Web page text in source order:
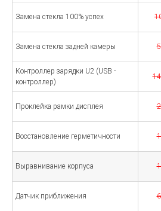
Замена стекла 100% успех
Замена стекла задней камеры
Контроллер зарядки U2 (USB -
контроллер)
Проклейка рамки дисплея
Восстановление герметичности
Выравнивание корпуса
Датчик приближения